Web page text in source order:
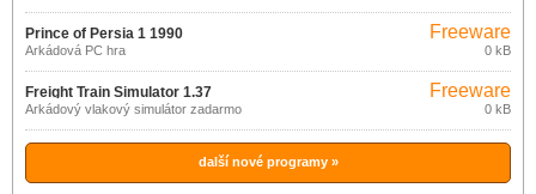
Prince of Persia 1 1990
Arkádová PC hra
Freeware
0 kB
Freight Train Simulator 1.37
Arkádový vlakový simulátor zadarmo
Freeware
0 kB
další nové programy »